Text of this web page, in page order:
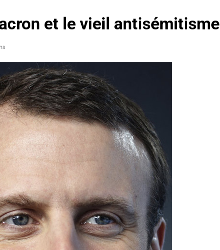
et le vieil antisémitisme